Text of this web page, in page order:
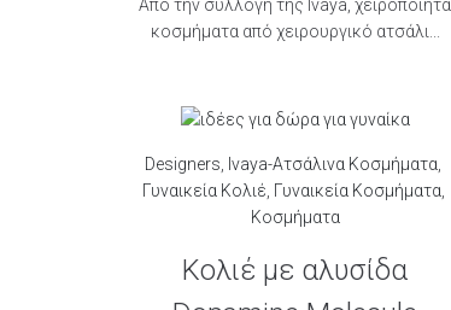
Aπο την συλλογή της Ιvaya, χειροποίητα
κοσμήματα από χειρουργικό ατσάλι...
Designers Ivaya-Ατσάλινα Κοσμήματα
Γυναικεία Κολιέ Γυναικεία Κοσμήματα
Κοσμήματα
Κολιέ με αλυσίδα